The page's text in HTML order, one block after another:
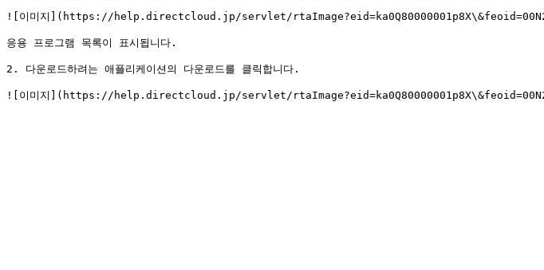
![이미지](https://help.directcloud.jp/servlet/
응용 프로그램 목록이 표시됩니다.
2. 다운로드하려는 애플리케이션의 다운로드를 클릭합니다.